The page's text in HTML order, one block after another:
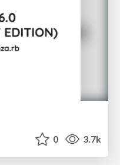
0 3.7k